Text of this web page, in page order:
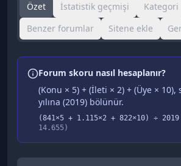
Özet İstatistik geçmişi Kategori
Benzer forumlar
Sitene ekle
Forum skoru nasıl hesaplanır?
(Konu × 5) + (İleti × 2) + (Üye ×
yılına (2019) bölünür.
(841×5 + 1.115×2 + 822×10) ÷ 2019
14.655 )